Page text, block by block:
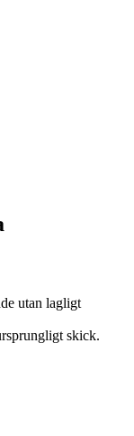
utan lagligt
skick.